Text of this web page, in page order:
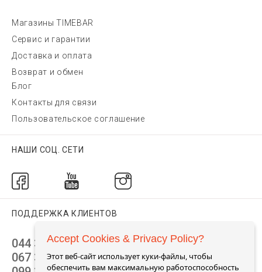
Магазины TIMEBAR
Сервис и гарантии
Доставка и оплата
Возврат и обмен
Блог
Контакты для связи
Пользовательское соглашение
НАШИ СОЦ. СЕТИ
ПОДДЕРЖКА КЛИЕНТОВ
044 392 44 45
067 344 14 44 (viber)
Accept Cookies & Privacy Policy?
Этот веб-сайт использует куки-файлы, чтобы
обеспечить вам максимальную работоспособность